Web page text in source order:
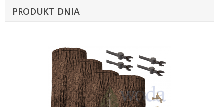
PRODUKT DNIA